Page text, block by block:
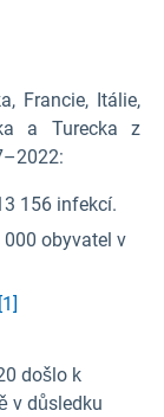
Francie, Itálie,
a Turecka z
156 infekcí.
obyvatel v
[1]
došlo k
v důsledku